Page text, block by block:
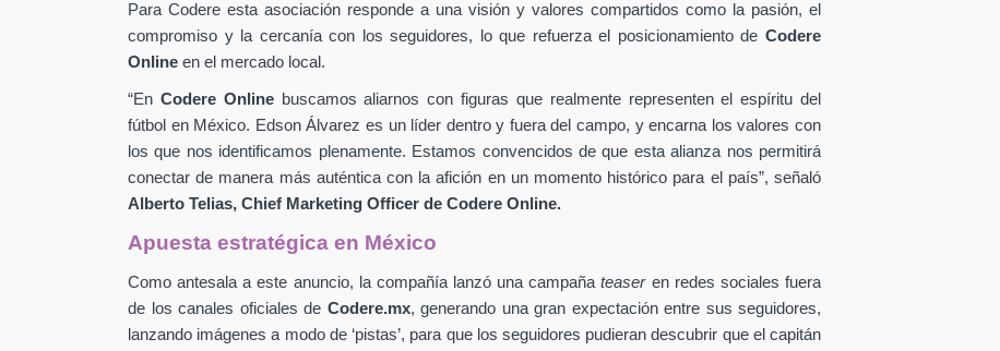
Para Codere esta asociación responde a una visión y valores compartidos como la pasión, el
compromiso y la cercanía con los seguidores, lo que refuerza el posicionamiento de Codere
Online en el mercado local.
“En Codere Onlinebuscamos aliarnos con figuras que realmente representen el espíritu del
fútbol en México. Edson Álvarez es un líder dentro y fuera del campo, y encarna los valores con
los que nos identificamos plenamente. Estamos convencidos de que esta alianza nos permitirá
conectar de manera más auténtica con la afición en un momento histórico para el país”, señaló
Alberto Telias, Chief Marketing Officer de Codere Online.
Apuesta estratégica en México
Como antesala a este anuncio, la compañía lanzó una campañateaseren redes sociales fuera
de los canales oficiales de Codere.mx, generando una gran expectación entre sus seguidores,
lanzando imágenes a modo de ‘pistas’, para que los seguidores pudieran descubrir que el capitán